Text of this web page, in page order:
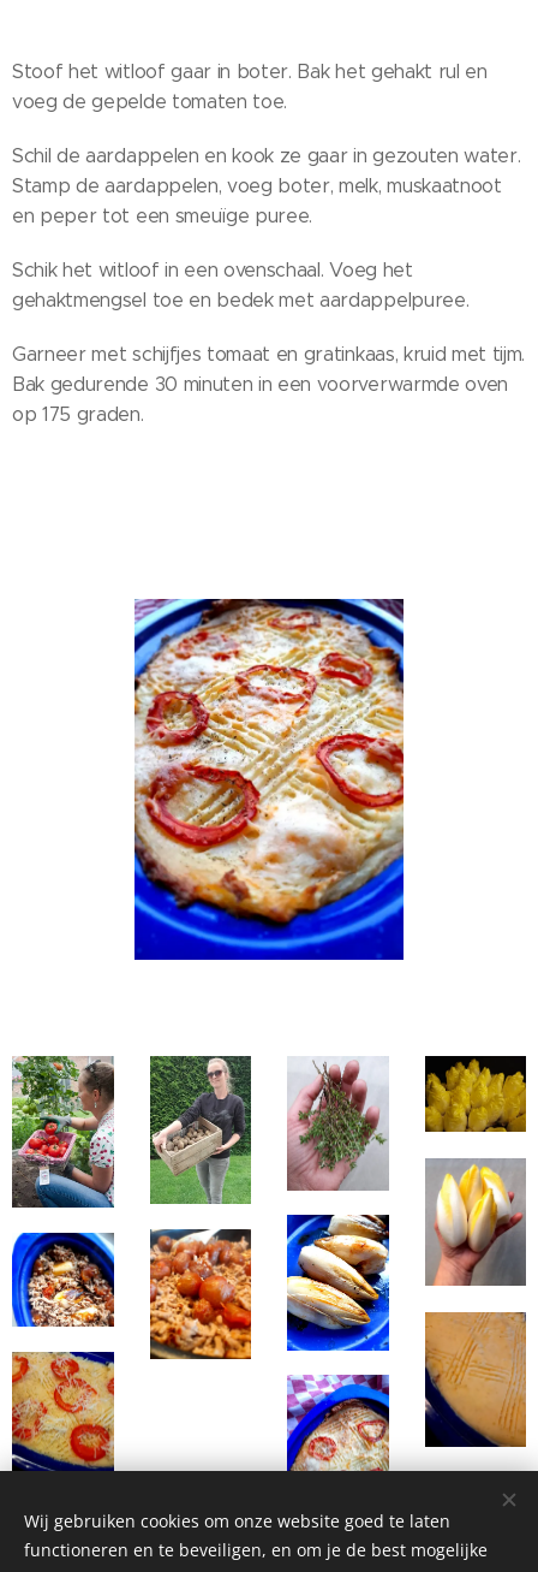
Stoof het witloof gaar in boter. Bak het gehakt rul en
voeg de gepelde tomaten toe.
Schil de aardappelen en kook ze gaar in gezouten water.
Stamp de aardappelen, voeg boter, melk, muskaatnoot
en peper tot een smeuïge puree.
Schik het witloof in een ovenschaal. Voeg het
gehaktmengsel toe en bedek met aardappelpuree.
Garneer met schijfjes tomaat en gratinkaas, kruid met tijm.
Bak gedurende 30 minuten in een voorverwarmde oven
op 175 graden.
Wij gebruiken cookies om onze website goed te laten
functioneren en te beveiligen, en om je de best mogelijke